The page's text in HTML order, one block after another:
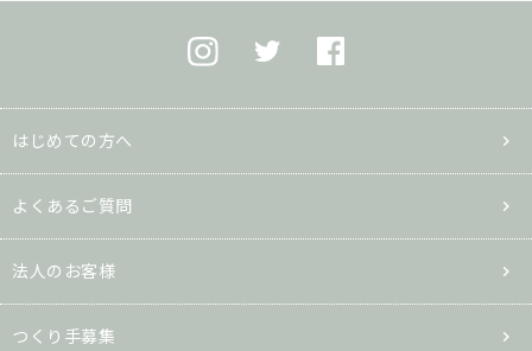
はじめての方へ
よくあるご質問
法人のお客様
つくり手募集